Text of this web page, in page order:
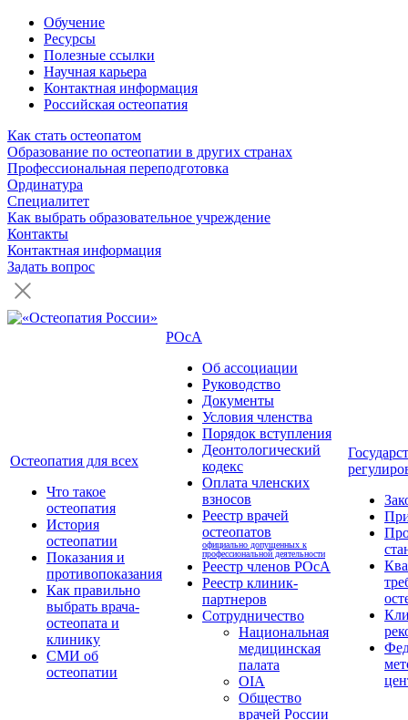
Обучение
Ресурсы
Полезные ссылки
Научная карьера
Контактная информация
Российская остеопатия
Как стать остеопатом
Образование по остеопатии в других странах
Профессиональная переподготовка
Ординатура
Специалитет
Как выбрать образовательное учреждение
Контакты
Контактная информация
Задать вопрос
Остеопатия для всех
Что такое
остеопатия
История
остеопатии
Показания и
противопоказания
Как правильно
выбрать врача-
остеопата и
клинику
СМИ об
остеопатии
РОсА
Об ассоциации
Руководство
Документы
Условия членства
Порядок вступления
Деонтологический
кодекс
Оплата членских
взносов
Реестр врачей
остеопатов
официально допущенных к
профессиональной деятельности
Реестр членов РОсА
Реестр клиник-
партнеров
Сотрудничество
Национальная
медицинская
палата
OIA
Общество
врачей России